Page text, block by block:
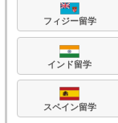
フィジー留学
インド留学
スペイン留学